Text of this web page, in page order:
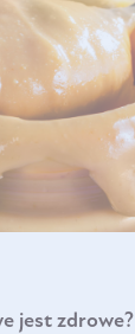
jest zdrowe?